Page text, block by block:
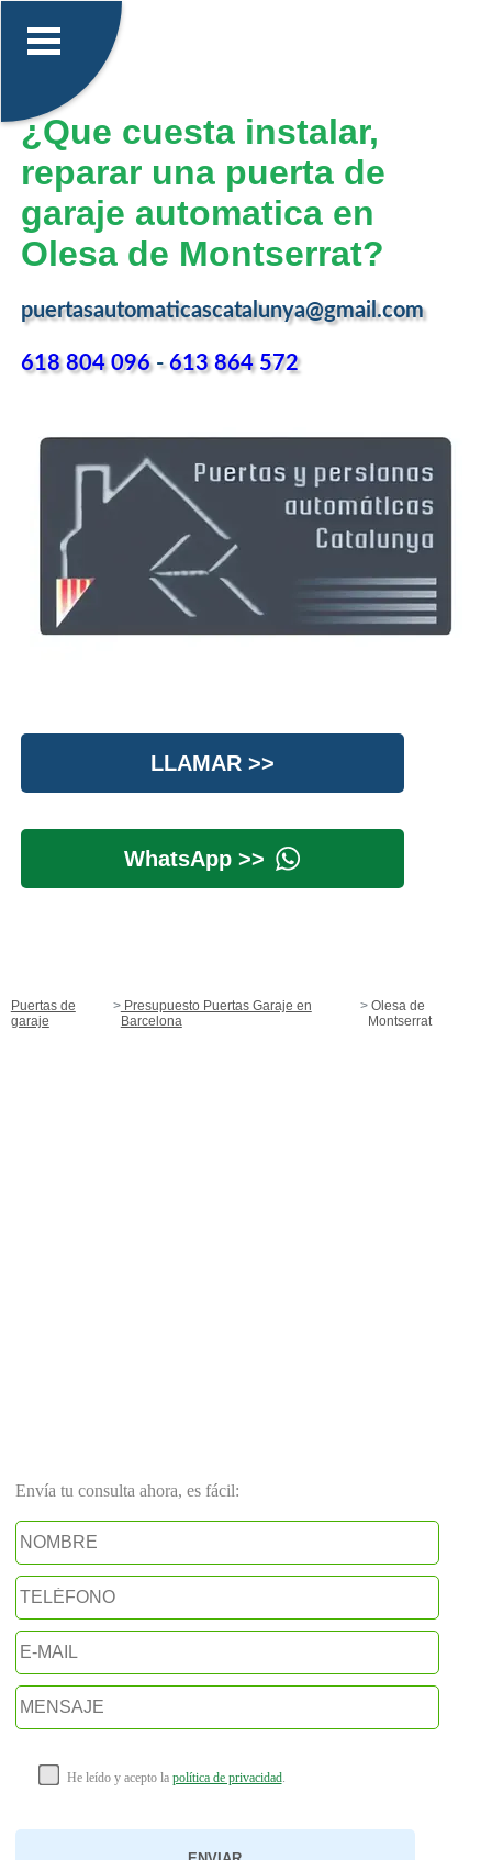
¿Que cuesta instalar,
reparar una puerta de
garaje automatica en
Olesa de Montserrat?
puertasautomaticascatalunya@gmail.com
618 804 096-613 864 572
LLAMAR >>
WhatsApp >>
Puertas de
garaje
Presupuesto Puertas Garaje en
Barcelona
Olesa de
Montserrat
Envía tu consulta ahora, es fácil:
He leído y acepto la política de privacidad.